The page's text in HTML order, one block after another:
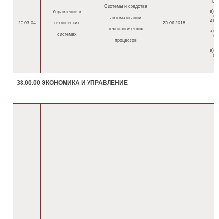
27.03.04
Управление в
технических
системах
Системы и средства
автоматизации
технологических
процессов
25.06.2018
а)
б)
а)
б)
а)
б)
38.00.00 ЭКОНОМИКА И УПРАВЛЕНИЕ